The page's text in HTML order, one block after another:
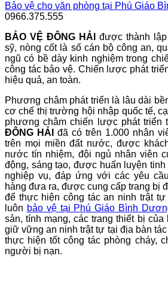
Bảo vệ cho văn phòng tại Phú Giáo
0966.375.555
BẢO VỆ ĐÔNG HẢI được thành
sỹ, nòng cốt là số cán bộ công an,
ngũ có bề dày kinh nghiệm trong
công tác bảo vệ. Chiến lược phát
hiệu quả, an toàn.
Phương châm phát triển là lâu dài
cơ chế thị trường hội nhập quốc tế,
phương châm chiến lược phát triển
ĐÔNG HẢI
đã có trên 1.000 nhân
trên mọi miền đất nước, được
nước tín nhiệm, đội ngủ nhân viên
động, sáng tạo, được huấn luyện
nghiệp vụ, đáp ứng với các yêu
hàng đưa ra, được cung cấp trang bị
để thực hiện công tác an ninh trật
luôn bảo vệ tại Phú Giáo Bình
sản, tính mạng, các trang thiết bị của
giữ vững an ninh trật tự tại địa bàn
thực hiện tốt công tác phòng cháy,
người bị nạn.